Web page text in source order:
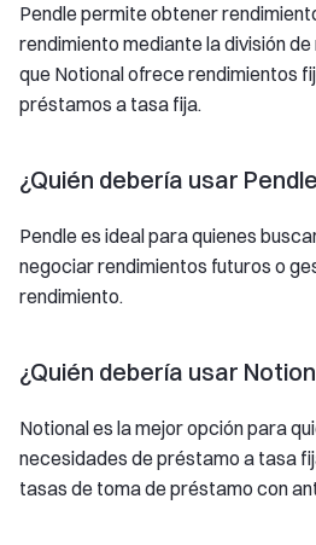
Pendle permite obtener
rendimiento mediante la división
que Notional ofrece rendimientos
préstamos a tasa fija.
¿Quién debería usar
Pendle es ideal para quienes
negociar rendimientos futuros o
rendimiento.
¿Quién debería usar
Notional es la mejor opción para
necesidades de préstamo a tasa
tasas de toma de préstamo con